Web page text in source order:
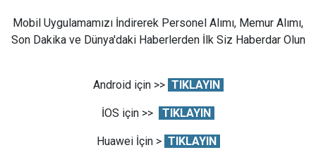
Mobil Uygulamamızı İndirerek Personel Alımı, Memur Alımı,
Son Dakika ve Dünya'daki Haberlerden İlk Siz Haberdar Olun
Android için >> TIKLAYIN
İOS için >> TIKLAYIN
Huawei İçin > TIKLAYIN